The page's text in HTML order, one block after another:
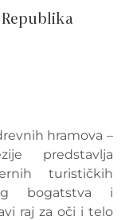
hramova –
predstavlja
turističkih
bogatstva i
raj za oči i telo